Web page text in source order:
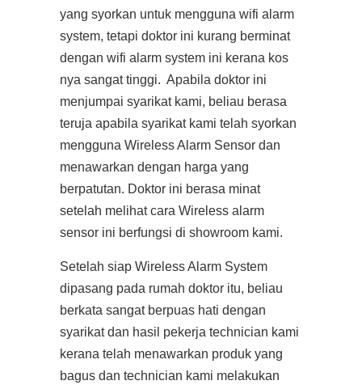
yang syorkan untuk mengguna wifi alarm
system, tetapi doktor ini kurang berminat
dengan wifi alarm system ini kerana kos
nya sangat tinggi. Apabila doktor ini
menjumpai syarikat kami, beliau berasa
teruja apabila syarikat kami telah syorkan
mengguna Wireless Alarm Sensor dan
menawarkan dengan harga yang
berpatutan. Doktor ini berasa minat
setelah melihat cara Wireless alarm
sensor ini berfungsi di showroom kami.
Setelah siap Wireless Alarm System
dipasang pada rumah doktor itu, beliau
berkata sangat berpuas hati dengan
syarikat dan hasil pekerja technician kami
kerana telah menawarkan produk yang
bagus dan technician kami melakukan